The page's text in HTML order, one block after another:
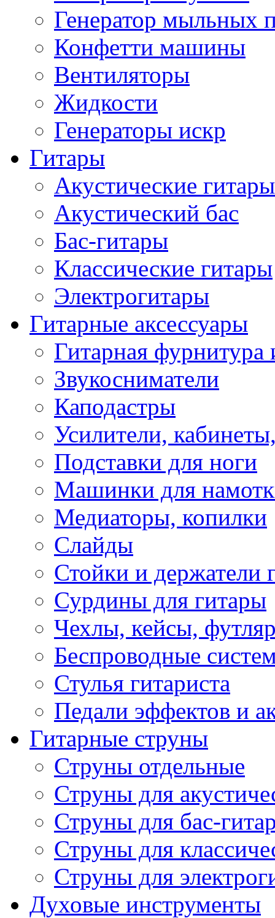
Генератор мыльных
Конфетти машины
Вентиляторы
Жидкости
Генераторы искр
Гитары
Акустические гитары
Акустический бас
Бас-гитары
Классические гитары
Электрогитары
Гитарные аксессуары
Гитарная фурнитура
Звукосниматели
Каподастры
Усилители,
Подставки для ноги
Машинки для
Медиаторы, копилки
Слайды
Стойки и держатели
Сурдины для гитары
Чехлы, кейсы,
Беспроводные
Стулья гитариста
Педали эффектов и
Гитарные струны
Струны отдельные
Струны для
Струны для бас-
Струны для
Струны для
Духовые инструменты